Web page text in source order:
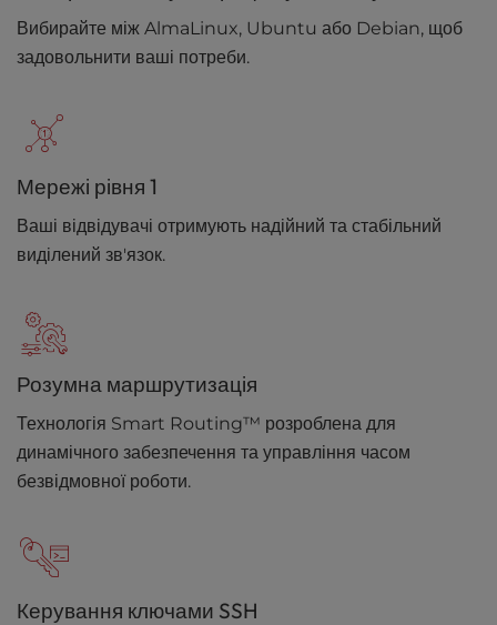
Вибирайте між AlmaLinux, Ubuntu або Debian, щоб
задовольнити ваші потреби.
Мережі рівня 1
Ваші відвідувачі отримують надійний та стабільний
виділений зв'язок.
Розумна маршрутизація
Технологія Smart Routing™ розроблена для
динамічного забезпечення та управління часом
безвідмовної роботи.
Керування ключами SSH